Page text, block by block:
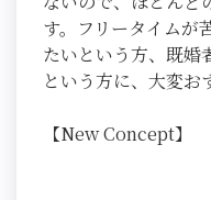
す。フリータイムが
たいという方、既婚
という方に、大変お
【New Concept】